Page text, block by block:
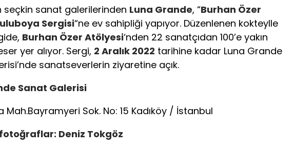
seçkin sanat galerilerinden Luna Grande, “Burhan Özer
Sergisi“ne ev sahipliği yapıyor. Düzenlenen kokteylle
Burhan Özer Atölyesi‘nden 22 sanatçıdan 100’e yakın
yer alıyor. Sergi, 2 Aralık 2022 tarihine kadar Luna Grande
sanatseverlerin ziyaretine açık.
Sanat Galerisi
Mah.Bayramyeri Sok. No: 15 Kadıköy / İstanbul
Deniz Tokgöz